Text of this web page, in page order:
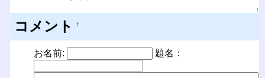
↑
コメント †
お名前: 題名：